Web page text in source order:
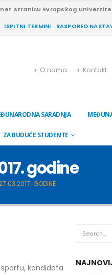
stranicu Evropskog
ISPITNI TERMINI RASPORED
O nama Kontakt
SARADNJA
ZA BUDUĆE STUDENTE
godine
GODINE
kandidata